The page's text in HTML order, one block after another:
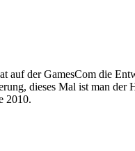
auf der GamesCom die
dieses Mal ist man der
2010.